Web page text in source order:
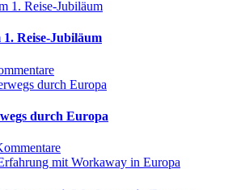
Reise-Jubiläum
durch Europa